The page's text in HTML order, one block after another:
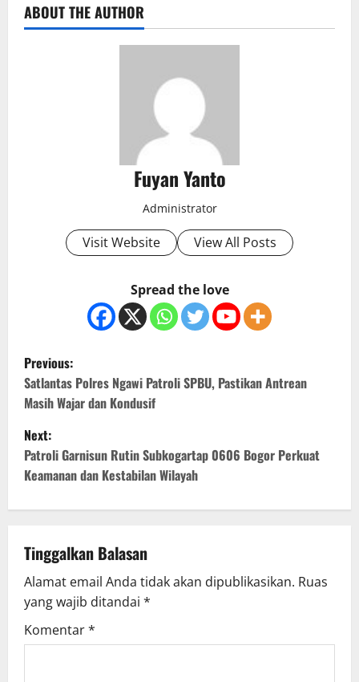
ABOUT THE AUTHOR
Fuyan Yanto
Administrator
Visit Website View All Posts
Spread the love
P
o
s
t
n
v
i
g
Previous:
Satlantas Polres Ngawi Patroli SPBU, Pastikan Antrean
Masih Wajar dan Kondusif
Next:
Patroli Garnisun Rutin Subkogartap 0606 Bogor Perkuat
Keamanan dan Kestabilan Wilayah
Tinggalkan Balasan
Alamat email Anda tidak akan dipublikasikan. Ruas
yang wajib ditandai *
Komentar*